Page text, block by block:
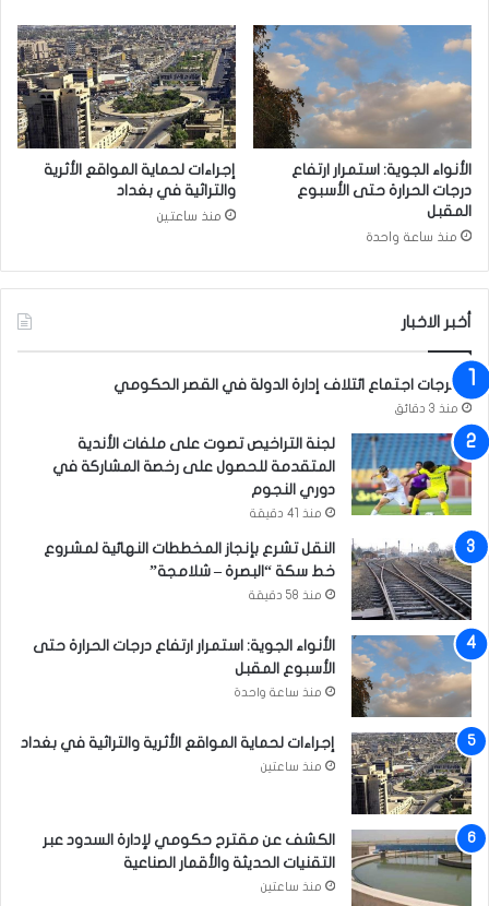
ع
و
ي
ة
س
ج
ل
ا
ا
خ
ا
اً
ن
ف
ط
ي
اً
ه
و
م
ر
ت
م
ت
ك
الأنواء الجوية: استمرار ارتفاع
درجات الحرارة حتى الأسبوع
المقبل
منذ ساعة واحدة
إجراءات لحماية المواقع الأثرية
والتراثية في بغداد
منذ ساعتين
أخبر الاخبار
مخرجات اجتماع ائتلاف إدارة الدولة في القصر الحكومي
منذ 3 دقائق
لجنة التراخيص تصوت على ملفات الأندية
المتقدمة للحصول على رخصة المشاركة في
دوري النجوم
منذ 41 دقيقة
النقل تشرع بإنجاز المخططات النهائية لمشروع
خط سكة “البصرة – شلامجة”
منذ 58 دقيقة
الأنواء الجوية: استمرار ارتفاع درجات الحرارة حتى
الأسبوع المقبل
منذ ساعة واحدة
إجراءات لحماية المواقع الأثرية والتراثية في بغداد
منذ ساعتين
الكشف عن مقترح حكومي لإدارة السدود عبر
التقنيات الحديثة والأقمار الصناعية
منذ ساعتين